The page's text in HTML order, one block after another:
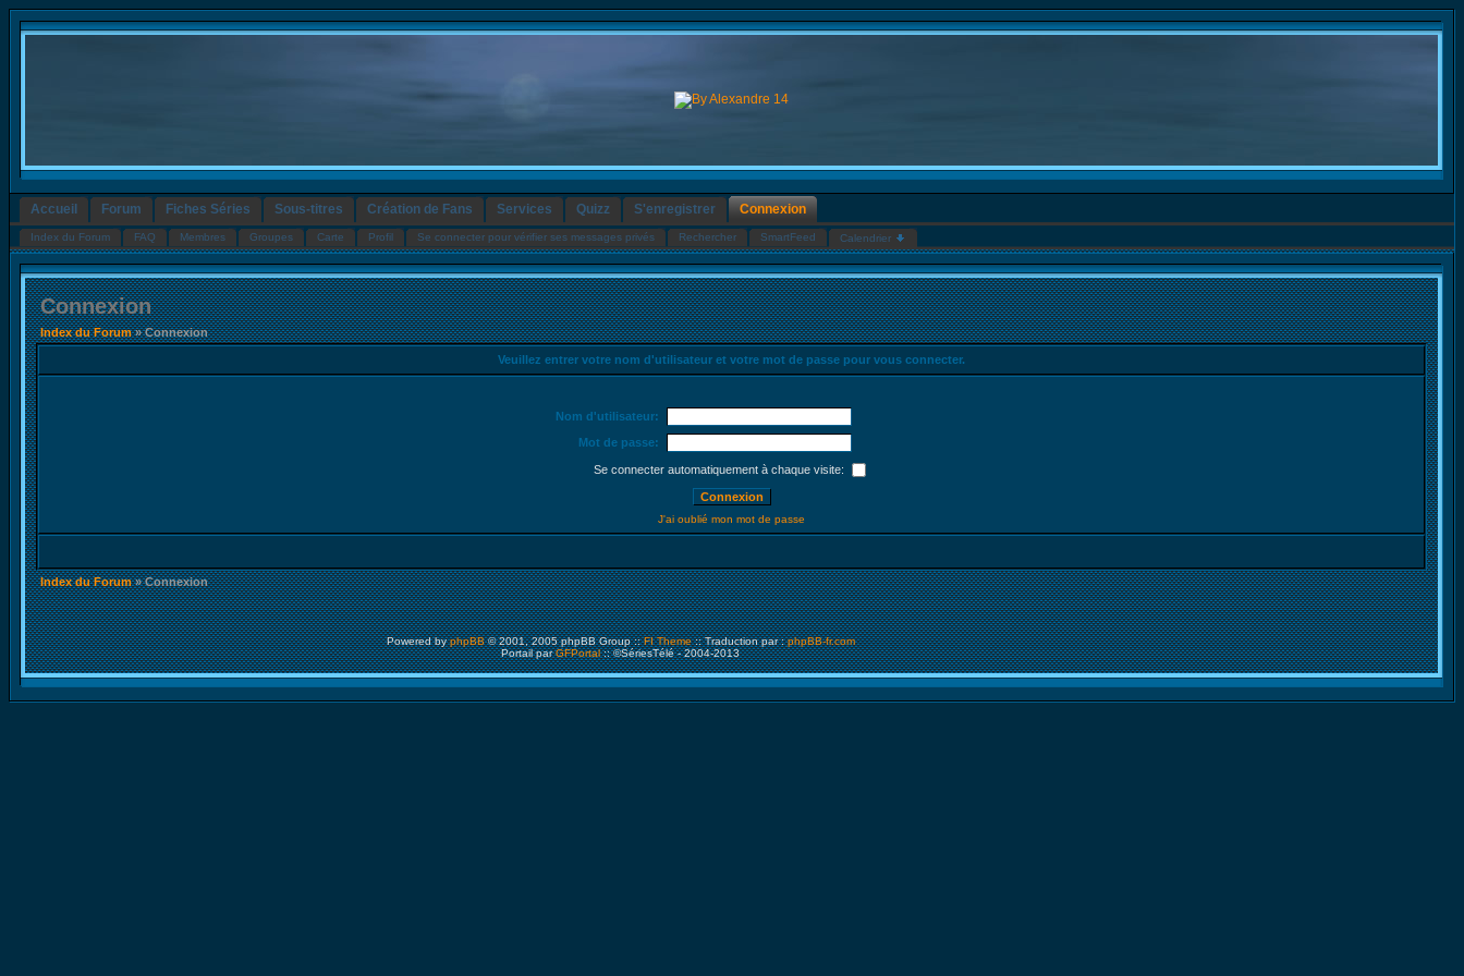
Accueil Forum Fiches Séries Sous-titres Création de Fans Services Quizz S'enregistrer Connexion
Index du Forum FAQ Membres Groupes Carte Profil Se connecter pour vérifier ses messages privés Rechercher SmartFeed Calendrier
Connexion
Index du Forum» Connexion
Veuillez entrer votre nom d'utilisateur et votre mot de passe pour vous connecter.
Nom d'utilisateur:
Mot de passe:
Se connecter automatiquement à chaque visite:
J'ai oublié mon mot de passe
Index du Forum» Connexion
Powered byphpBB© 2001, 2005 phpBB Group ::FI Theme :: Traduction par :phpBB-fr.com
Portail parGFPortal:: ©SériesTélé - 2004-2013